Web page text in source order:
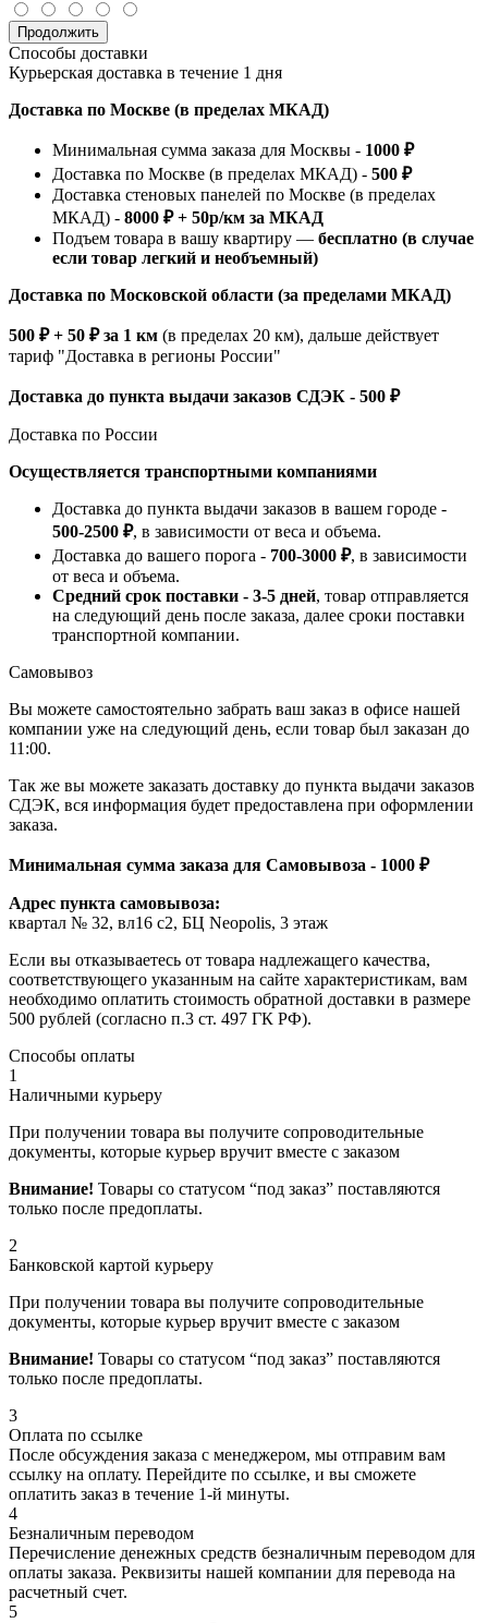
Продолжить
Способы доставки
Курьерская доставка в течение 1 дня
Доставка по Москве (в пределах МКАД)
Минимальная сумма заказа для Москвы - 1000 ₽
Доставка по Москве (в пределах МКАД) - 500 ₽
Доставка стеновых панелей по Москве (в пределах
МКАД) - 8000 ₽ + 50р/км за МКАД
Подъем товара в вашу квартиру — бесплатно (в случае
если товар легкий и необъемный)
Доставка по Московской области (за пределами МКАД)
500 ₽ + 50 ₽ за 1 км (в пределах 20 км), дальше действует
тариф "Доставка в регионы России"
Доставка до пункта выдачи заказов СДЭК - 500 ₽
Доставка по России
Осуществляется транспортными компаниями
Доставка до пункта выдачи заказов в вашем городе -
500-2500 ₽, в зависимости от веса и объема.
Доставка до вашего порога - 700-3000 ₽, в зависимости
от веса и объема.
Средний срок поставки - 3-5 дней, товар отправляется
на следующий день после заказа, далее сроки поставки
транспортной компании.
Самовывоз
Вы можете самостоятельно забрать ваш заказ в офисе нашей
компании уже на следующий день, если товар был заказан до
11:00.
Так же вы можете заказать доставку до пункта выдачи заказов
СДЭК, вся информация будет предоставлена при оформлении
заказа.
Минимальная сумма заказа для Самовывоза - 1000 ₽
Адрес пункта самовывоза:
квартал № 32, вл16 с2, БЦ Neopolis, 3 этаж
Если вы отказываетесь от товара надлежащего качества,
соответствующего указанным на сайте характеристикам, вам
необходимо оплатить стоимость обратной доставки в размере
500 рублей (согласно п.3 ст. 497 ГК РФ).
Способы оплаты
1
Наличными курьеру
При получении товара вы получите сопроводительные
документы, которые курьер вручит вместе с заказом
Внимание! Товары со статусом “под заказ” поставляются
только после предоплаты.
2
Банковской картой курьеру
При получении товара вы получите сопроводительные
документы, которые курьер вручит вместе с заказом
Внимание! Товары со статусом “под заказ” поставляются
только после предоплаты.
3
Оплата по ссылке
После обсуждения заказа с менеджером, мы отправим вам
ссылку на оплату. Перейдите по ссылке, и вы сможете
оплатить заказ в течение 1-й минуты.
4
Безналичным переводом
Перечисление денежных средств безналичным переводом для
оплаты заказа. Реквизиты нашей компании для перевода на
расчетный счет.
5